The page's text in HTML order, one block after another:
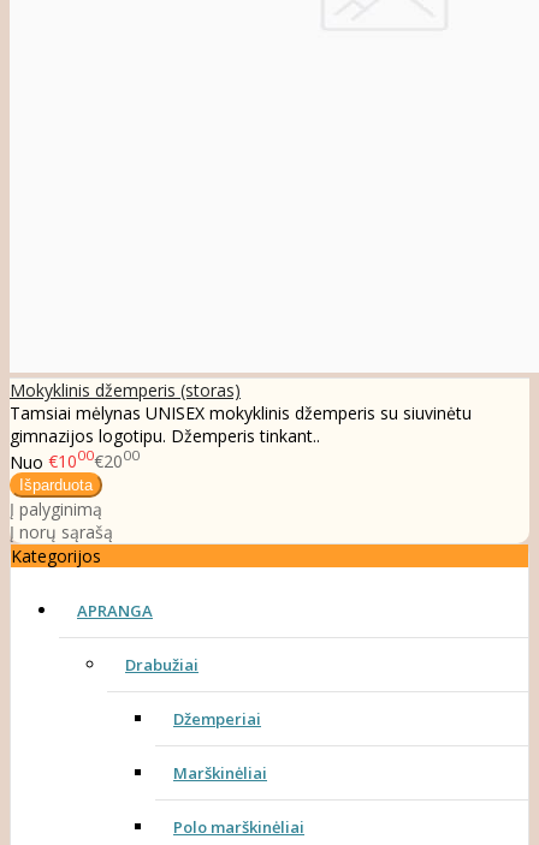
Mokyklinis džemperis (storas)
Tamsiai mėlynas UNISEX mokyklinis džemperis su siuvinėtu
gimnazijos logotipu. Džemperis tinkant..
Nuo €1000€2000
Į palyginimą
Į norų sąrašą
Kategorijos
APRANGA
Drabužiai
Džemperiai
Marškinėliai
Polo marškinėliai